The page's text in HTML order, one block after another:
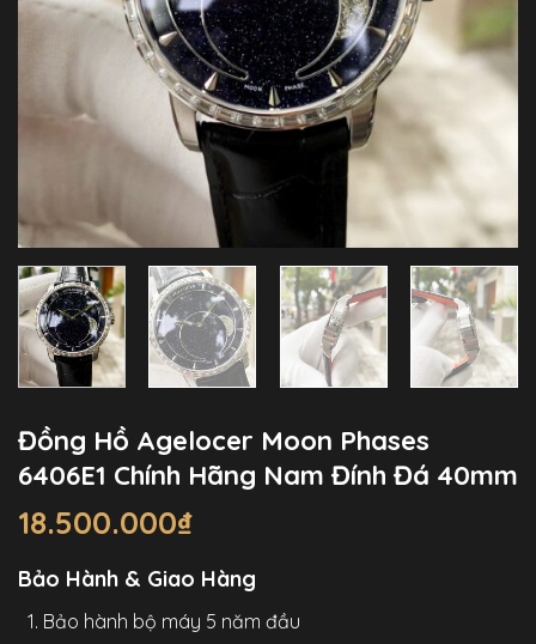
Đồng Hồ Agelocer Moon Phases
6406E1 Chính Hãng Nam Đính Đá 40mm
18.500.000₫
Bảo Hành & Giao Hàng
Bảo hành bộ máy 5 năm đầu